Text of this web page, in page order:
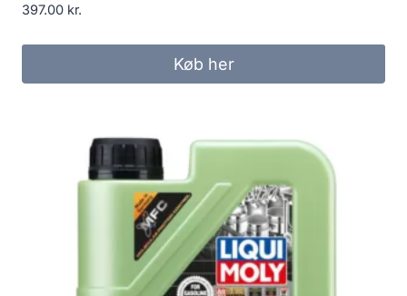
397.00 kr.
Køb her